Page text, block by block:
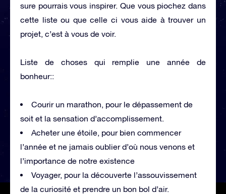
sure pourrais vous inspirer. Que vous piochez dans
cette liste ou que celle ci vous aide à trouver un
projet, c’est à vous de voir.
Liste de choses qui remplie une année de
bonheur::
Courir un marathon, pour le dépassement de
soit et la sensation d’accomplissement.
Acheter une étoile, pour bien commencer
l’année et ne jamais oublier d’où nous venons et
l’importance de notre existence
Voyager, pour la découverte l’assouvissement
de la curiosité et prendre un bon bol d’air.